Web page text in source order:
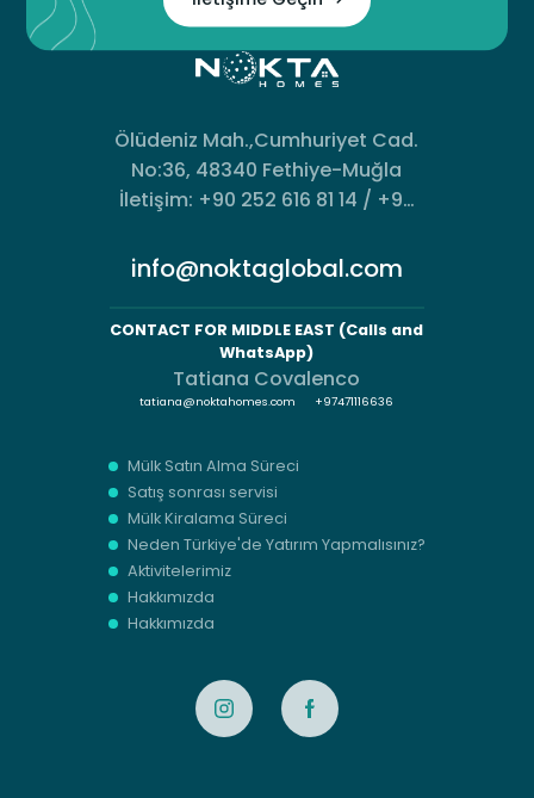
Ölüdeniz Mah.,Cumhuriyet Cad.
No:36, 48340 Fethiye-Muğla
İletişim: +90 252 616 81 14 / +90
info@noktaglobal.com
CONTACT FOR MIDDLE EAST (Calls and
WhatsApp)
Tatiana Covalenco
tatiana@noktahomes.com +97471116636
Mülk Satın Alma Süreci
Satış sonrası servisi
Mülk Kiralama Süreci
Neden Türkiye'de Yatırım Yapmalısınız?
Aktivitelerimiz
Hakkımızda
Hakkımızda